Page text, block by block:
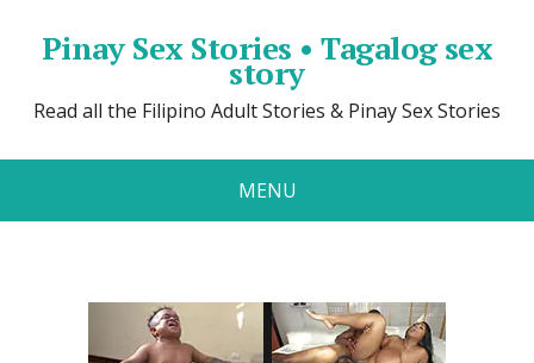
Pinay Sex Stories • Tagalog sex
story
Read all the Filipino Adult Stories & Pinay Sex Stories
MENU